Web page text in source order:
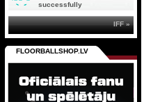
successfully
IFF »
FLOORBALLSHOP.LV